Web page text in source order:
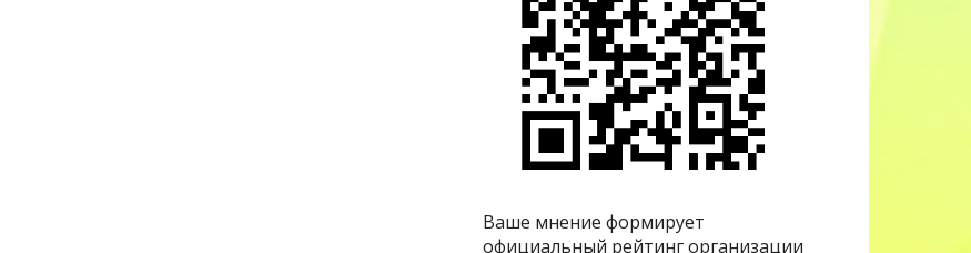
Ваше мнение формирует
официальный рейтинг организации